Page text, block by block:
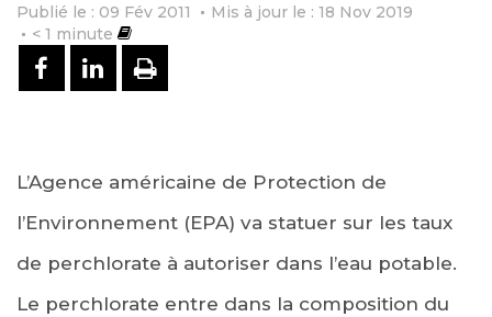
Publié le : 09 Fév 2011
Mis à jour le : 18 Nov 2019
< 1 minute
PARTAGER SUR FACEBOOK
PARTAGER SUR LINKEDIN
IMPRIMER
L’Agence américaine de Protection de
l’Environnement (EPA) va statuer sur les taux
de perchlorate à autoriser dans l’eau potable.
Le perchlorate entre dans la composition du